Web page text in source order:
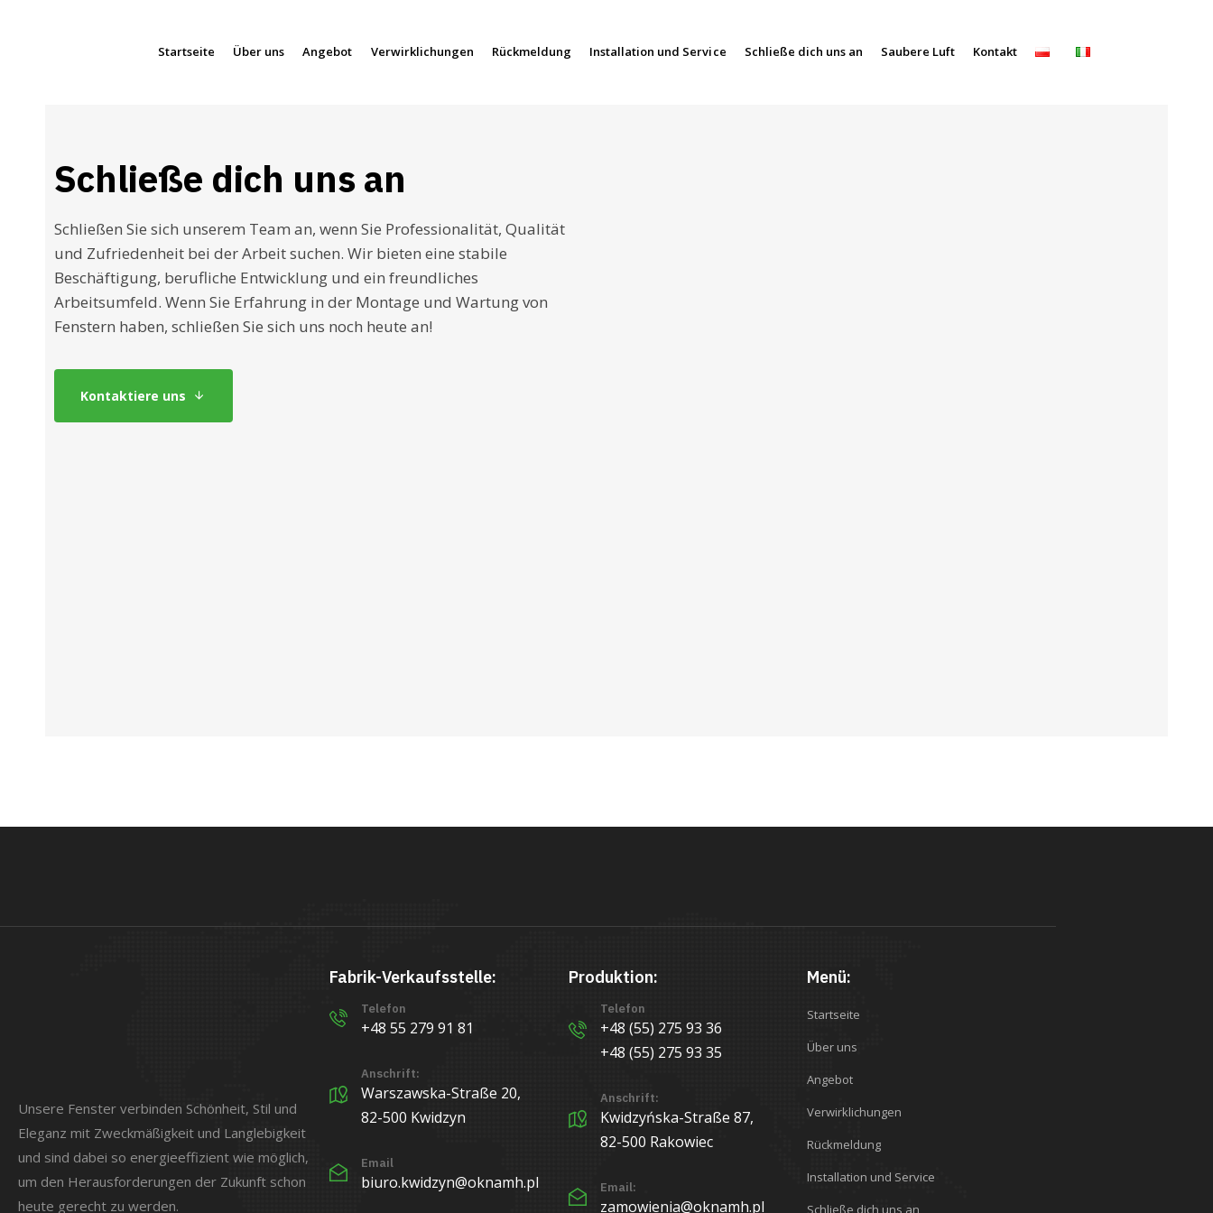
Startseite Über uns Angebot Verwirklichungen Rückmeldung Installation und Service Schließe dich uns an Saubere Luft Kontakt
Schließe dich uns an
Schließen Sie sich unserem Team an, wenn Sie Professionalität, Qualität
und Zufriedenheit bei der Arbeit suchen. Wir bieten eine stabile
Beschäftigung, berufliche Entwicklung und ein freundliches
Arbeitsumfeld. Wenn Sie Erfahrung in der Montage und Wartung von
Fenstern haben, schließen Sie sich uns noch heute an!
Kontaktiere uns
Unsere Fenster verbinden Schönheit, Stil und
Eleganz mit Zweckmäßigkeit und Langlebigkeit
und sind dabei so energieeffizient wie möglich,
um den Herausforderungen der Zukunft schon
heute gerecht zu werden.
Fabrik-Verkaufsstelle:
Telefon
+48 55 279 91 81
Anschrift:
Warszawska-Straße 20,
82-500 Kwidzyn
Email
biuro.kwidzyn@oknamh.pl
Produktion:
Telefon
+48 (55) 275 93 36
+48 (55) 275 93 35
Anschrift:
Kwidzyńska-Straße 87,
82-500 Rakowiec
Email:
zamowienia@oknamh.pl
Menü:
Startseite
Über uns
Angebot
Verwirklichungen
Rückmeldung
Installation und Service
Schließe dich uns an